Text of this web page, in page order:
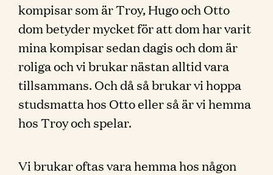
kompisar som är Troy, Hugo och Otto
dom betyder mycket för att dom har varit
mina kompisar sedan dagis och dom är
roliga och vi brukar nästan alltid vara
tillsammans. Och då så brukar vi hoppa
studsmatta hos Otto eller så är vi hemma
hos Troy och spelar.
Vi brukar oftas vara hemma hos någon